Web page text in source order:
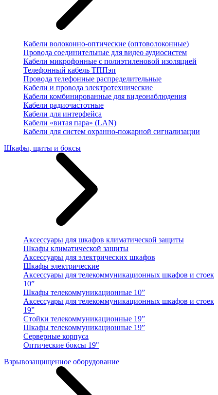
Кабели волоконно-оптические (оптоволоконные)
Провода соединительные для видео аудиосистем
Кабели микрофонные с полиэтиленовой изоляцией
Телефонный кабель ТППэп
Провода телефонные распределительные
Кабели и провода электротехнические
Кабели комбинированные для видеонаблюдения
Кабели радиочастотные
Кабели для интерфейса
Кабели «витая пара» (LAN)
Кабели для систем охранно-пожарной сигнализации
Шкафы, щиты и боксы
Аксессуары для шкафов климатической защиты
Шкафы климатической защиты
Аксессуары для электрических шкафов
Шкафы электрические
Аксессуары для телекоммуникационных шкафов и стоек
10”
Шкафы телекоммуникационные 10”
Аксессуары для телекоммуникационных шкафов и стоек
19”
Стойки телекоммуникационные 19”
Шкафы телекоммуникационные 19”
Серверные корпуса
Оптические боксы 19"
Взрывозащищенное оборудование